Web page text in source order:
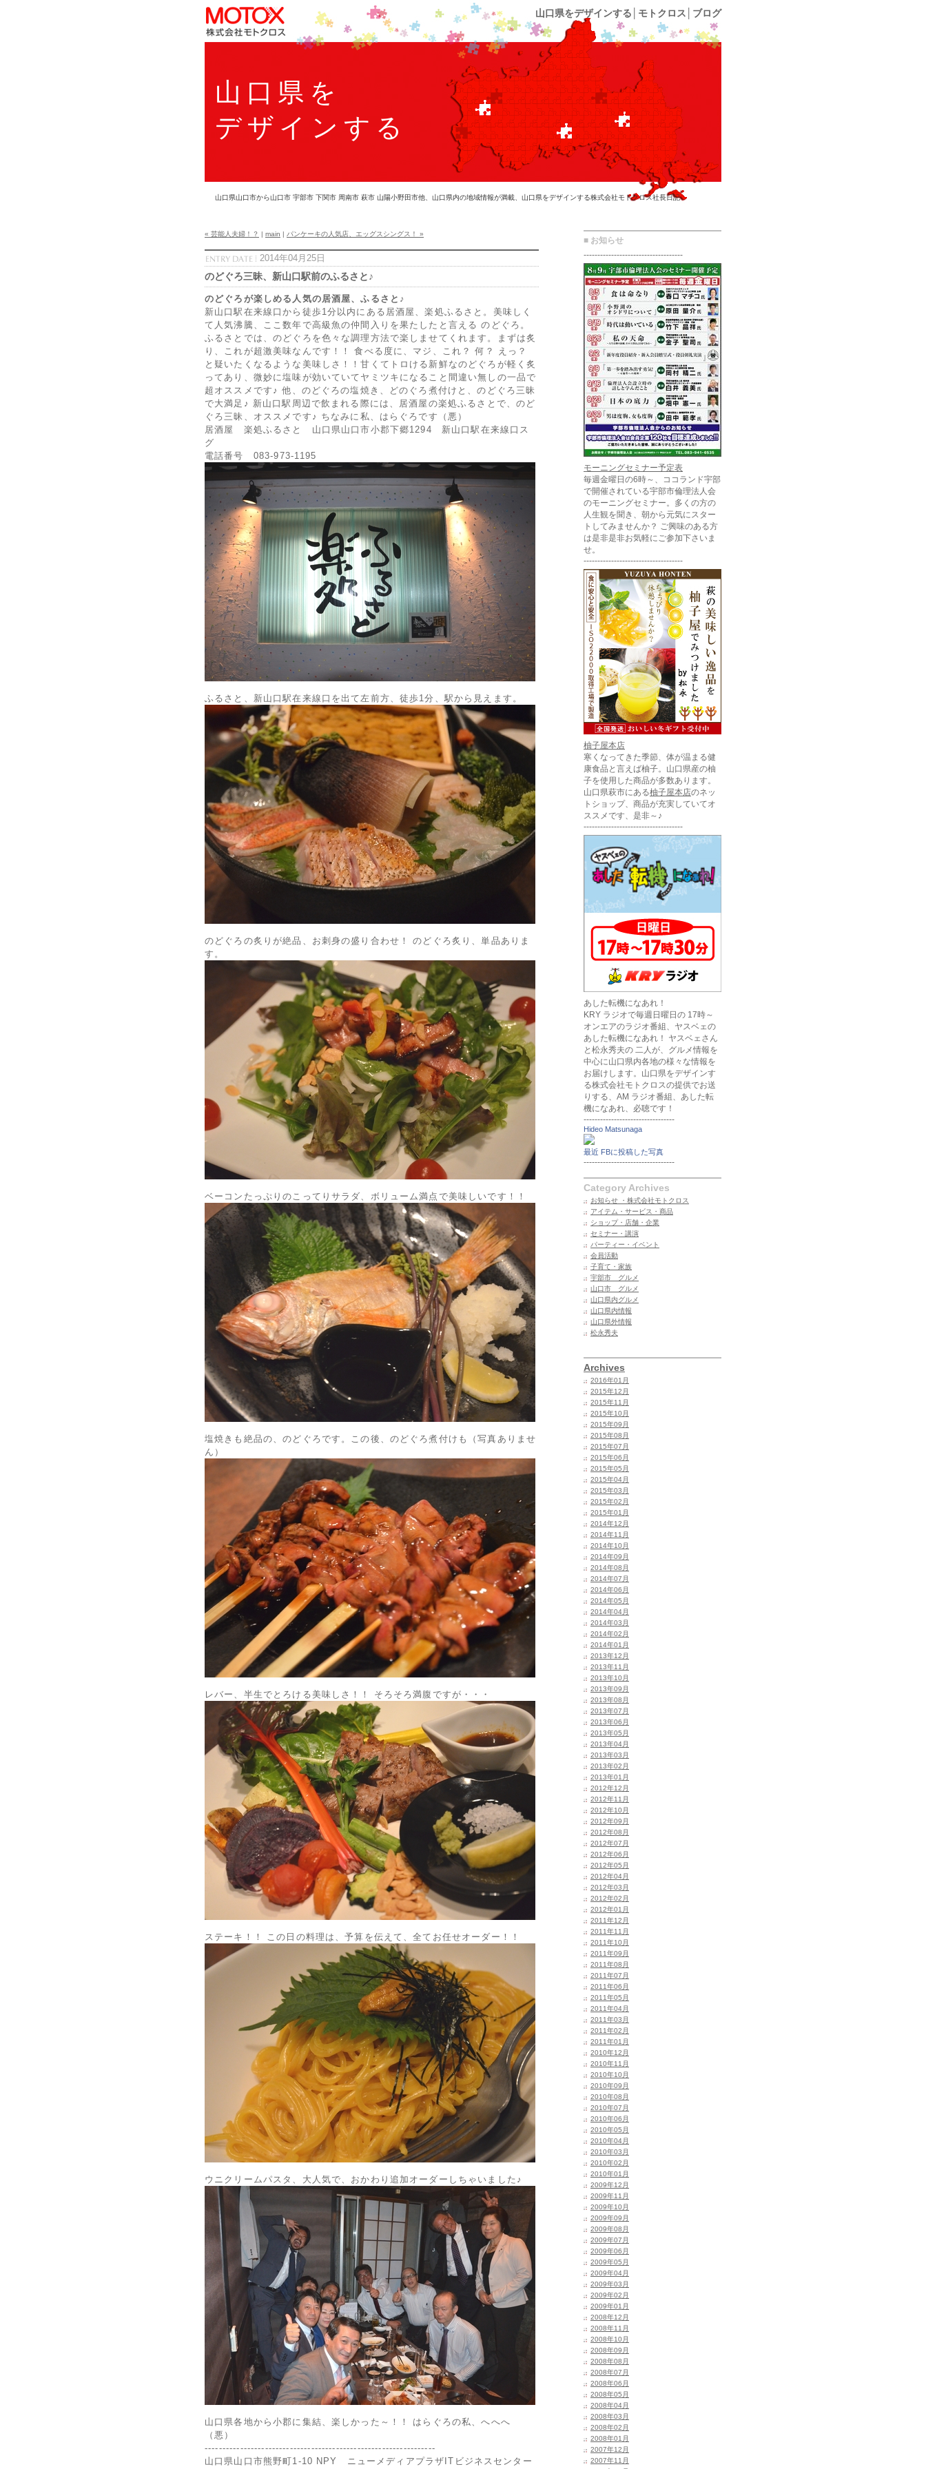
山口県をデザインする│モトクロス│ブログ
山口県を
デザインする
山口県山口市から山口市 宇部市 下関市 周南市 萩市 山陽小野田市他、山口県内の地域情報が満載、山口県をデザインする株式会社モトクロス社長日記
« 芸能人夫婦！？ | main | パンケーキの人気店、エッグスシングス！ »
2014年04月25日
のどぐろ三昧、新山口駅前のふるさと♪
のどぐろが楽しめる人気の居酒屋、ふるさと♪
新山口駅在来線口から徒歩1分以内にある居酒屋、楽処ふるさと。美味しく
て人気沸騰、ここ数年で高級魚の仲間入りを果たしたと言える のどぐろ。
ふるさとでは、のどぐろを色々な調理方法で楽しませてくれます。まずは炙
り、これが超激美味なんです！！ 食べる度に、マジ、これ？ 何？ えっ？
と疑いたくなるような美味しさ！！甘くてトロける新鮮なのどぐろが軽く炙
ってあり、微妙に塩味が効いていてヤミツキになること間違い無しの一品で
超オススメです♪ 他、のどぐろの塩焼き、どのぐろ煮付けと、のどぐろ三昧
で大満足♪ 新山口駅周辺で飲まれる際には、居酒屋の楽処ふるさとで、のど
ぐろ三昧、オススメです♪ ちなみに私、はらぐろです（悪）
居酒屋 楽処ふるさと 山口県山口市小郡下郷1294 新山口駅在来線口ス
グ
電話番号 083-973-1195
ふるさと、新山口駅在来線口を出て左前方、徒歩1分、駅から見えます。
のどぐろの炙りが絶品、お刺身の盛り合わせ！ のどぐろ炙り、単品ありま
す。
ベーコンたっぷりのこってりサラダ、ボリューム満点で美味しいです！！
塩焼きも絶品の、のどぐろです。この後、のどぐろ煮付けも（写真ありませ
ん）
レバー、半生でとろける美味しさ！！ そろそろ満腹ですが・・・
ステーキ！！ この日の料理は、予算を伝えて、全てお任せオーダー！！
ウニクリームパスタ、大人気で、おかわり追加オーダーしちゃいました♪
山口県各地から小郡に集結、楽しかった～！！ はらぐろの私、へへへ
（悪）
-----------------------------------------------------------------
山口県山口市熊野町1-10 NPY ニューメディアプラザITビジネスセンター
■ お知らせ
------------------------------------
モーニングセミナー予定表
毎週金曜日の6時～、ココランド宇部
で開催されている宇部市倫理法人会
のモーニングセミナー。多くの方の
人生観を聞き、朝から元気にスター
トしてみませんか？ ご興味のある方
は是非是非お気軽にご参加下さいま
せ。
------------------------------------
柚子屋本店
寒くなってきた季節、体が温まる健
康食品と言えば柚子。山口県産の柚
子を使用した商品が多数あります。
山口県萩市にある柚子屋本店のネッ
トショップ、商品が充実していてオ
ススメです、是非～♪
------------------------------------
あした転機になあれ！
KRY ラジオで毎週日曜日の 17時～
オンエアのラジオ番組、ヤスベェの
あした転機になあれ！ ヤスベェさん
と松永秀夫の 二人が、グルメ情報を
中心に山口県内各地の様々な情報を
お届けします。山口県をデザインす
る株式会社モトクロスの提供でお送
りする、AM ラジオ番組、あした転
機になあれ、必聴です！
---------------------------------
Hideo Matsunaga
最近 FBに投稿した写真
---------------------------------
Category Archives
お知らせ ・株式会社モトクロス
アイテム・サービス・商品
ショップ・店舗・企業
セミナー・講演
パーティー・イベント
会員活動
子育て・家族
宇部市 グルメ
山口市 グルメ
山口県内グルメ
山口県内情報
山口県外情報
松永秀夫
Archives
2016年01月
2015年12月
2015年11月
2015年10月
2015年09月
2015年08月
2015年07月
2015年06月
2015年05月
2015年04月
2015年03月
2015年02月
2015年01月
2014年12月
2014年11月
2014年10月
2014年09月
2014年08月
2014年07月
2014年06月
2014年05月
2014年04月
2014年03月
2014年02月
2014年01月
2013年12月
2013年11月
2013年10月
2013年09月
2013年08月
2013年07月
2013年06月
2013年05月
2013年04月
2013年03月
2013年02月
2013年01月
2012年12月
2012年11月
2012年10月
2012年09月
2012年08月
2012年07月
2012年06月
2012年05月
2012年04月
2012年03月
2012年02月
2012年01月
2011年12月
2011年11月
2011年10月
2011年09月
2011年08月
2011年07月
2011年06月
2011年05月
2011年04月
2011年03月
2011年02月
2011年01月
2010年12月
2010年11月
2010年10月
2010年09月
2010年08月
2010年07月
2010年06月
2010年05月
2010年04月
2010年03月
2010年02月
2010年01月
2009年12月
2009年11月
2009年10月
2009年09月
2009年08月
2009年07月
2009年06月
2009年05月
2009年04月
2009年03月
2009年02月
2009年01月
2008年12月
2008年11月
2008年10月
2008年09月
2008年08月
2008年07月
2008年06月
2008年05月
2008年04月
2008年03月
2008年02月
2008年01月
2007年12月
2007年11月